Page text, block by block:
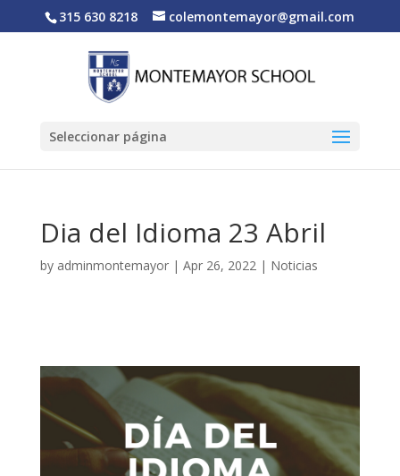
315 630 8218 colemontemayor@gmail.com
Seleccionar página
Dia del Idioma 23 Abril
by adminmontemayor| Apr 26, 2022| Noticias